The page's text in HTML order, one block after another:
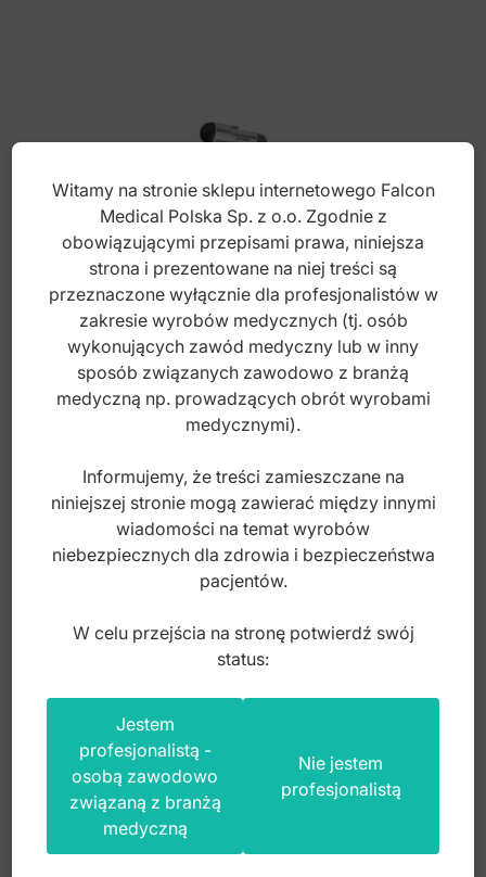
Młotek neurologiczny Falcon 215mm
Index: BA.306.215
160,00zł
Witamy na stronie sklepu internetowego Falcon
Medical Polska Sp. z o.o. Zgodnie z
obowiązującymi przepisami prawa, niniejsza
strona i prezentowane na niej treści są
przeznaczone wyłącznie dla profesjonalistów w
zakresie wyrobów medycznych (tj. osób
wykonujących zawód medyczny lub w inny
sposób związanych zawodowo z branżą
medyczną np. prowadzących obrót wyrobami
medycznymi).
Informujemy, że treści zamieszczane na
niniejszej stronie mogą zawierać między innymi
wiadomości na temat wyrobów
niebezpiecznych dla zdrowia i bezpieczeństwa
pacjentów.
W celu przejścia na stronę potwierdź swój
status:
Jestem
profesjonalistą -
osobą zawodowo
związaną z branżą
medyczną
Nie jestem
profesjonalistą